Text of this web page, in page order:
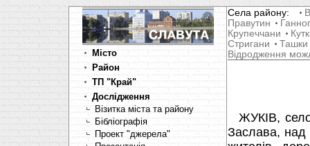
Місто
Район
ТП "Край"
Дослідження
Візитка міста та району
Бібліографія
Проект "джерела"
Села району:
Правутин
Крупеччани
Стригани
Ташки
Відродження
ЖУКІВ,
Заслава, над